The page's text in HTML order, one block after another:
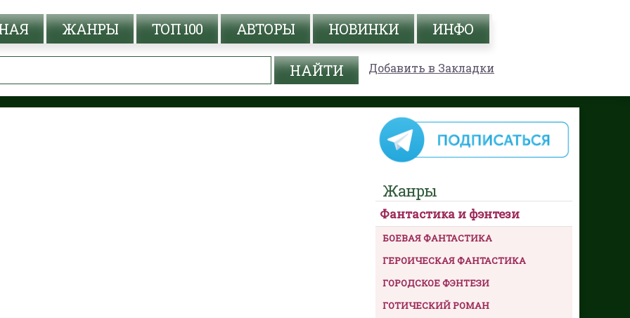
ЖАНРЫ ТОП 100 АВТОРЫ НОВИНКИ ИНФО
Добавить в Закладки
Жанры
Фантастика и фэнтези
БОЕВАЯ ФАНТАСТИКА
ГЕРОИЧЕСКАЯ ФАНТАСТИКА
ГОРОДСКОЕ ФЭНТЕЗИ
ГОТИЧЕСКИЙ РОМАН